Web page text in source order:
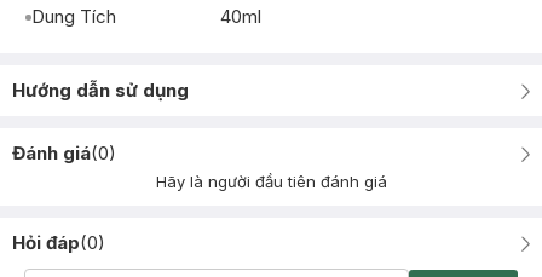
Dung Tích
40ml
Hướng dẫn sử dụng
Đánh giá(0)
Hãy là người đầu tiên đánh giá
Hỏi đáp(0)